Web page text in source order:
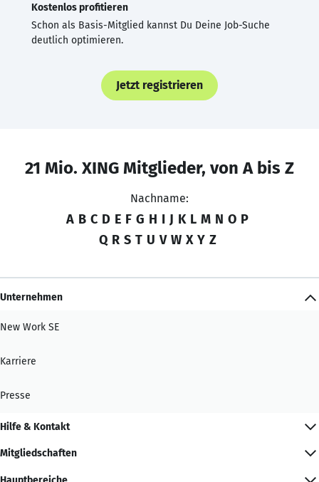
Kostenlos profitieren
Schon als Basis-Mitglied kannst Du Deine Job-Suche
deutlich optimieren.
Jetzt registrieren
21 Mio. XING Mitglieder, von A bis Z
Nachname:
A B C D E F G H I J K L M N O P
Q R S T U V W X Y Z
Unternehmen
New Work SE
Karriere
Presse
Hilfe & Kontakt
Mitgliedschaften